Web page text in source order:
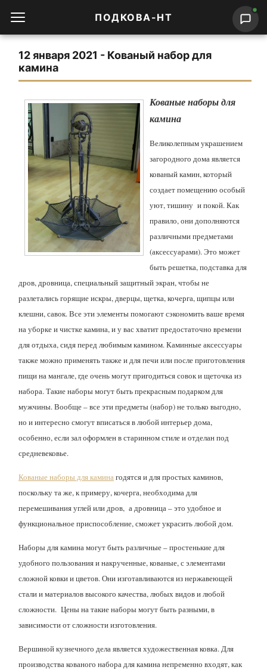
ПОДКОВА-НТ
12 января 2021 - Кованый набор для
камина
Кованые наборы для
камина
Великолепным украшением
загородного дома является
кованый камин, который
создает помещению особый
уют, тишину и покой. Как
правило, они дополняются
различными предметами
(аксессуарами). Это может
быть решетка, подставка для
дров, дровница, специальный защитный экран, чтобы не
разлетались горящие искры, дверцы, щетка, кочерга, щипцы или
клешни, савок. Все эти элементы помогают сэкономить ваше время
на уборке и чистке камина, и у вас хватит предостаточно времени
для отдыха, сидя перед любимым камином. Каминные аксессуары
также можно применять также и для печи или после приготовления
пищи на мангале, где очень могут пригодиться совок и щеточка из
набора. Такие наборы могут быть прекрасным подарком для
мужчины. Вообще – все эти предметы (набор) не только выгодно,
но и интересно смогут вписаться в любой интерьер дома,
особенно, если зал оформлен в старинном стиле и отделан под
средневековье.
Кованые наборы для каминагодятся и для простых каминов,
поскольку та же, к примеру, кочерга, необходима для
перемешивания углей или дров, а дровница – это удобное и
функциональное приспособление, сможет украсить любой дом.
Наборы для камина могут быть различные – простенькие для
удобного пользования и накрученные, кованые, с элементами
сложной ковки и цветов. Они изготавливаются из нержавеющей
стали и материалов высокого качества, любых видов и любой
сложности. Цены на такие наборы могут быть разными, в
зависимости от сложности изготовления.
Вершиной кузнечного дела является художественная ковка. Для
производства кованого набора для камина непременно входят, как